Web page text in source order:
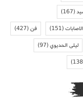
(167)
(151) فن(427)
ليلى الحديوي(97)